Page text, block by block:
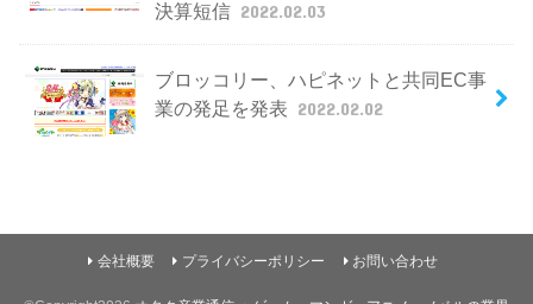
決算短信 2022.02.03
ブロッコリー、ハピネットと共同EC事
業の発足を発表 2022.02.02
会社概要 プライバシーポリシー お問い合わせ